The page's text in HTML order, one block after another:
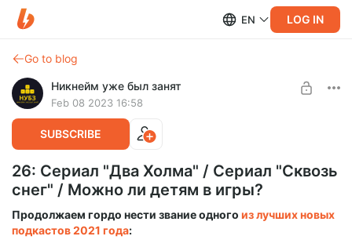
EN LOG IN
Go to blog
Никнейм уже был занят
Feb 08 2023 16:58
SUBSCRIBE
26: Сериал "Два Холма" / Сериал "Сквозь
снег" / Можно ли детям в игры?
Продолжаем гордо нести звание одного из лучших новых
подкастов 2021 года: